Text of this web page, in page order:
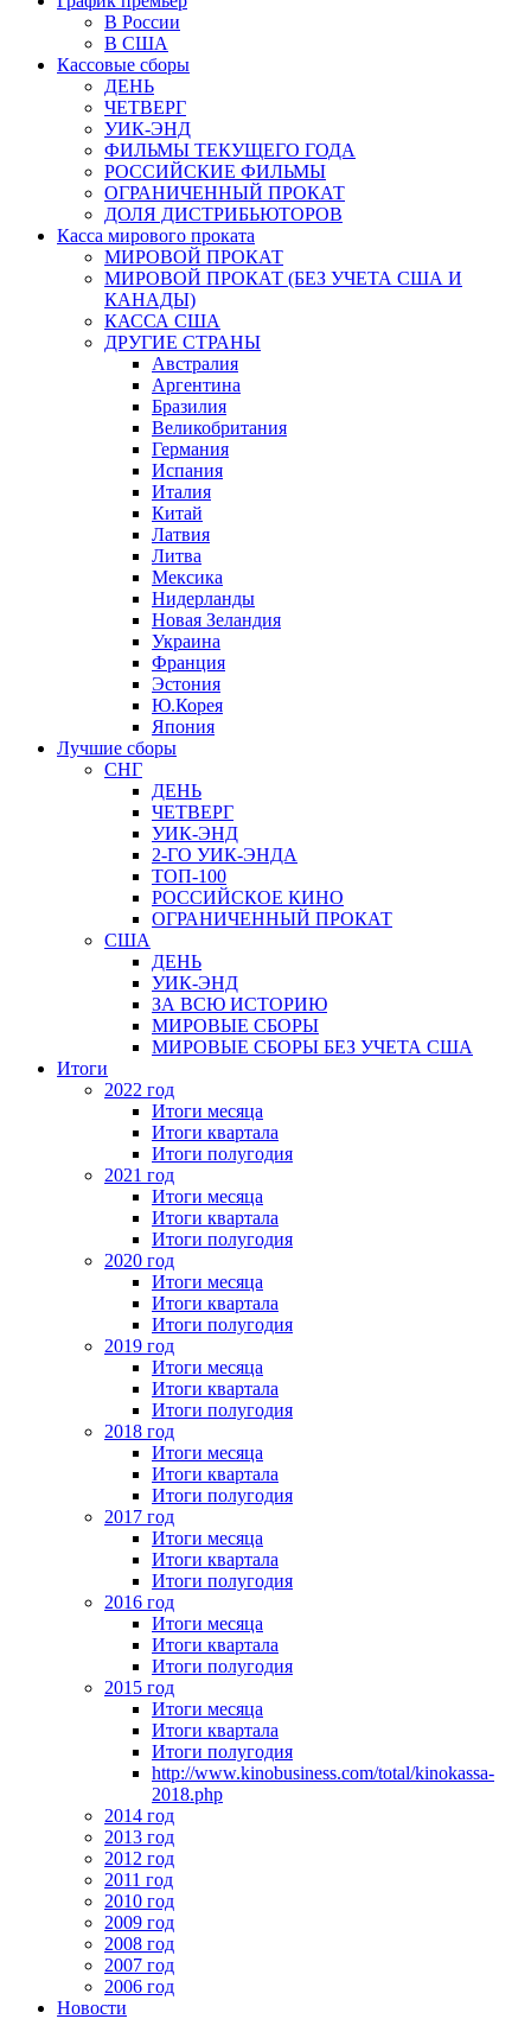
В России
В США
Кассовые сборы
ДЕНЬ
ЧЕТВЕРГ
УИК-ЭНД
ФИЛЬМЫ ТЕКУЩЕГО ГОДА
РОССИЙСКИЕ ФИЛЬМЫ
ОГРАНИЧЕННЫЙ ПРОКАТ
ДОЛЯ ДИСТРИБЬЮТОРОВ
Касса мирового проката
МИРОВОЙ ПРОКАТ
МИРОВОЙ ПРОКАТ (БЕЗ УЧЕТА США И
КАНАДЫ)
КАССА США
ДРУГИЕ СТРАНЫ
Австралия
Аргентина
Бразилия
Великобритания
Германия
Испания
Италия
Китай
Латвия
Литва
Мексика
Нидерланды
Новая Зеландия
Украина
Франция
Эстония
Ю.Корея
Япония
Лучшие сборы
СНГ
ДЕНЬ
ЧЕТВЕРГ
УИК-ЭНД
2-ГО УИК-ЭНДА
ТОП-100
РОССИЙСКОЕ КИНО
ОГРАНИЧЕННЫЙ ПРОКАТ
США
ДЕНЬ
УИК-ЭНД
ЗА ВСЮ ИСТОРИЮ
МИРОВЫЕ СБОРЫ
МИРОВЫЕ СБОРЫ БЕЗ УЧЕТА США
Итоги
2022 год
Итоги месяца
Итоги квартала
Итоги полугодия
2021 год
Итоги месяца
Итоги квартала
Итоги полугодия
2020 год
Итоги месяца
Итоги квартала
Итоги полугодия
2019 год
Итоги месяца
Итоги квартала
Итоги полугодия
2018 год
Итоги месяца
Итоги квартала
Итоги полугодия
2017 год
Итоги месяца
Итоги квартала
Итоги полугодия
2016 год
Итоги месяца
Итоги квартала
Итоги полугодия
2015 год
Итоги месяца
Итоги квартала
Итоги полугодия
http://www.kinobusiness.com/total/kinokassa-
2018.php
2014 год
2013 год
2012 год
2011 год
2010 год
2009 год
2008 год
2007 год
2006 год
Новости